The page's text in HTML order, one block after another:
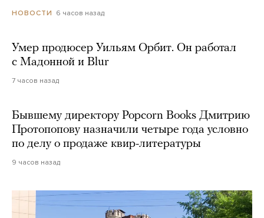
НОВОСТИ 6 часов назад
Умер продюсер Уильям Орбит. Он работал
с Мадонной и Blur
7 часов назад
Бывшему директору Popcorn Books Дмитрию
Протопопову назначили четыре года условно
по делу о продаже квир-литературы
9 часов назад